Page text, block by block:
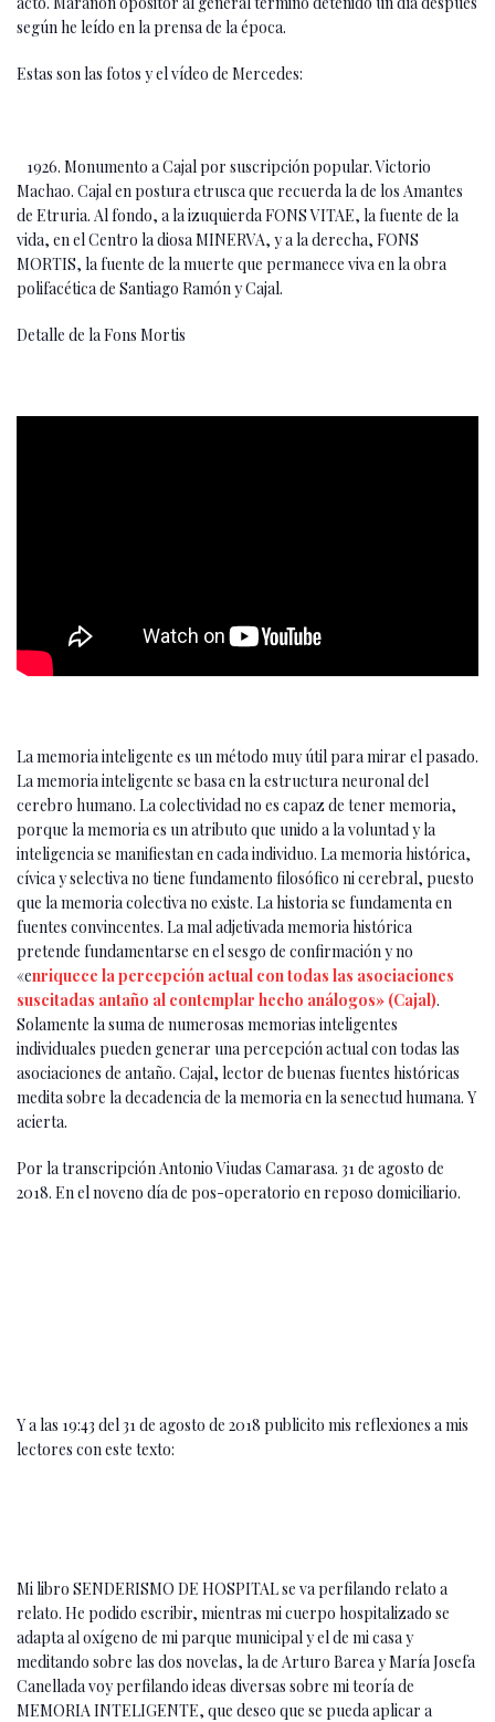
según he leído en la prensa de la época.
Estas son las fotos y el vídeo de Mercedes:
1926. Monumento a Cajal por suscripción popular. Victorio
Machao. Cajal en postura etrusca que recuerda la de los Amantes
de Etruria. Al fondo, a la izuquierda FONS VITAE, la fuente de la
vida, en el Centro la diosa MINERVA, y a la derecha, FONS
MORTIS, la fuente de la muerte que permanece viva en la obra
polifacética de Santiago Ramón y Cajal.
Detalle de la Fons Mortis
La memoria inteligente es un método muy útil para mirar el pasado.
La memoria inteligente se basa en la estructura neuronal del
cerebro humano. La colectividad no es capaz de tener memoria,
porque la memoria es un atributo que unido a la voluntad y la
inteligencia se manifiestan en cada individuo. La memoria histórica,
cívica y selectiva no tiene fundamento filosófico ni cerebral, puesto
que la memoria colectiva no existe. La historia se fundamenta en
fuentes convincentes. La mal adjetivada memoria histórica
pretende fundamentarse en el sesgo de confirmación y no
«enriquece la percepción actual con todas las asociaciones
suscitadas antaño al contemplar hecho análogos» (Cajal).
Solamente la suma de numerosas memorias inteligentes
individuales pueden generar una percepción actual con todas las
asociaciones de antaño. Cajal, lector de buenas fuentes históricas
medita sobre la decadencia de la memoria en la senectud humana. Y
acierta.
Por la transcripción Antonio Viudas Camarasa. 31 de agosto de
2018. En el noveno día de pos-operatorio en reposo domiciliario.
Y a las 19:43 del 31 de agosto de 2018 publicito mis reflexiones a mis
lectores con este texto:
Mi libro SENDERISMO DE HOSPITAL se va perfilando relato a
relato. He podido escribir, mientras mi cuerpo hospitalizado se
adapta al oxígeno de mi parque municipal y el de mi casa y
meditando sobre las dos novelas, la de Arturo Barea y María Josefa
Canellada voy perfilando ideas diversas sobre mi teoría de
MEMORIA INTELIGENTE, que deseo que se pueda aplicar a